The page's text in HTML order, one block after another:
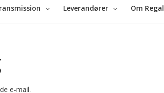
Leverandører Om Regal
e-mail.